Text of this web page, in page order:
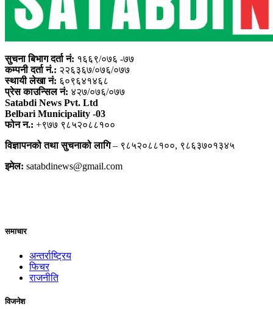
सुचना बिभाग दर्ता नं: १६६९/०७६ -७७
कम्पनी दर्ता नं.: २२६३६७/०७६/०७७
स्थायी लेखा नं: ६०९६४१४६८
प्रेस काउन्सिल नं: ४२७/०७६/०७७
Satabdi News Pvt. Ltd
Belbari Municipality -03
फोन न.: +९७७ ९८५२०८८१००
विज्ञापनको तथा सुचनाको लागि– ९८५२०८८१००, ९८६३७०१३४५
इमेल: satabdinews@gmail.com
समाचार
अन्तर्राष्ट्रिय
फिचर
राजनीति
विजनेश